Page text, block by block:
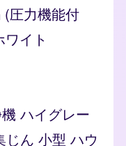
圧力機能付
イト
ハイグレー
じん 小型 ハウ